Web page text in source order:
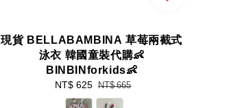
現貨 BELLABAMBINA 草莓兩截式
泳衣 韓國童裝代購👶
BINBINforkids👶
Sale
price
NT$ 625 Regular
price
NT$ 665